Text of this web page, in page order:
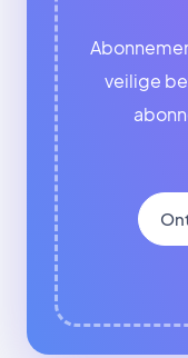
veilige